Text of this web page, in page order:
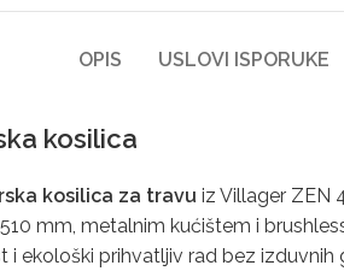
OPIS USLOVI ISPORUKE
kosilica
kosilica za travu iz Villager ZEN
mm, metalnim kućištem i
ekološki prihvatljiv rad bez izduvnih